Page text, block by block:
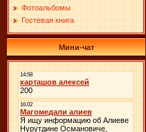
Фотоальбомы
Гостевая книга
Мини-чат